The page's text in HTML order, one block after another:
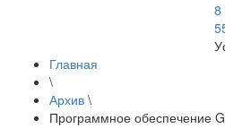
8
Главная
\
Архив \
Программное обеспечение